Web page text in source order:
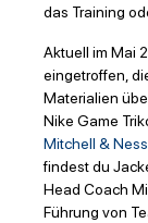
das Training
Aktuell im Mai
eingetroffen,
Materialien
Nike Game
Mitchell & Ness
findest du
Head Coach
Führung von